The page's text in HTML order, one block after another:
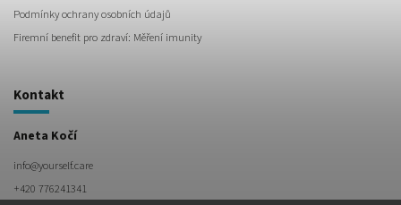
Podmínky ochrany osobních údajů
Firemní benefit pro zdraví: Měření imunity
Kontakt
Aneta Kočí
info@yourself.care
+420 776241341